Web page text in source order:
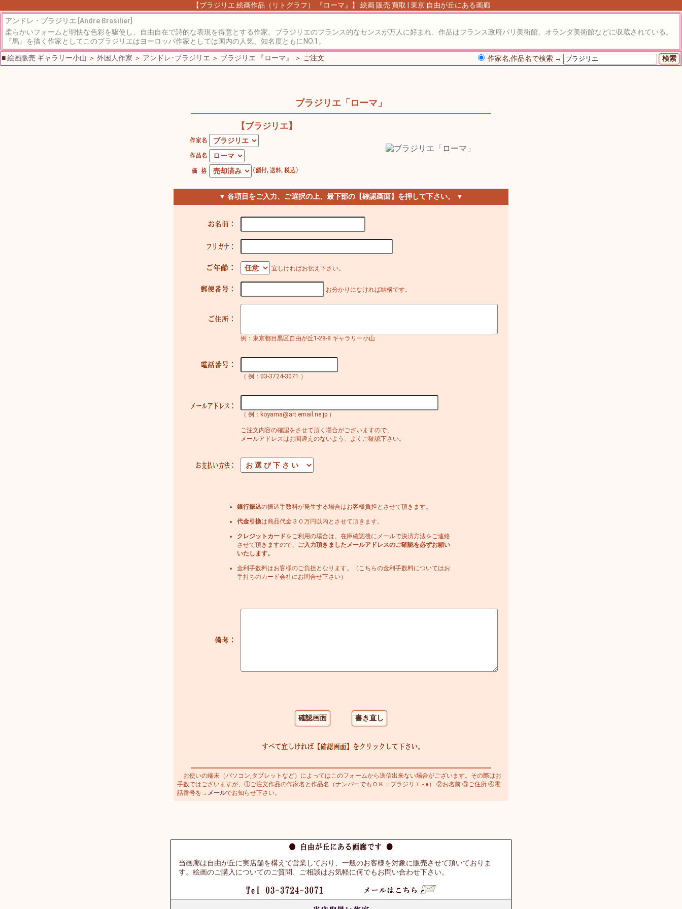
【ブラジリエ 絵画作品（リトグラフ） 『ローマ』】 絵画 販売 買取 | 東京 自由が丘にある画廊
アンドレ・ブラジリエ [Andre Brasilier]
柔らかいフォームと明快な色彩を駆使し、自由自在で詩的な表現を得意とする作家。ブラジリエのフランス的なセンスが万人に好まれ、作品はフランス政府パリ美術館、オランダ美術館などに収蔵されている。
『馬』を描く作家としてこのブラジリエはヨーロッパ作家としては国内の人気、知名度ともにNO.1。
■絵画販売 ギャラリー小山 ＞ 外国人作家 ＞ アンドレ･ブラジリエ ＞ ブラジリエ 『ローマ』 ＞ ご注文 作家名,作品名で検索 →
ブラジリエ「ローマ」
【ブラジリエ】
▼ 各項目をご入力、ご選択の上、最下部の【確認画面】を押して下さい。 ▼
宜しければお伝え下さい。
お分かりになければ結構です。
例：東京都目黒区自由が丘1-28-8 ギャラリー小山
（ 例：03-3724-3071 ）
（ 例：koyama@art.email.ne.jp ）
ご注文内容の確認をさせて頂く場合がございますので、
メールアドレスはお間違えのないよう、よくご確認下さい。
銀行振込の振込手数料が発生する場合はお客様負担とさせて頂きます。
代金引換は商品代金３０万円以内とさせて頂きます。
クレジットカードをご利用の場合は、在庫確認後にメールで決済方法をご連絡
させて頂きますので、 ご入力頂きましたメールアドレスのご確認を必ずお願い
いたします。
金利手数料はお客様のご負担となります。（こちらの金利手数料についてはお
手持ちのカード会社にお問合せ下さい）
お使いの端末（パソコン,タブレットなど）によってはこのフォームから送信出来ない場合がございます。その際はお
手数ではございますが、①ご注文作品の作家名と作品名（ナンバーでもＯＫ＝ブラジリエ - ●） ②お名前 ③ご住所 ④電
話番号を→ メールでお知らせ下さい。
当画廊は自由が丘に実店舗を構えて営業しており、一般のお客様を対象に販売させて頂いておりま
す。絵画のご購入についてのご質問、ご相談はお気軽に何でもお問い合わせ下さい。